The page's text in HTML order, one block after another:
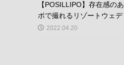
【POSILLIPO】存在感の
ポで撮れるリゾートウェデ
2022.04.20